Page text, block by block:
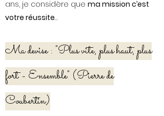
ans, je considère que ma mission c’est
votre réussite…
Ma devise : "Plus vite, plus haut, plus
fort - Ensemble" (Pierre de
Coubertin)